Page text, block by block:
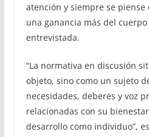
atención y siempre se
una ganancia más del
entrevistada.
“La normativa en discusión
objeto, sino como un sujeto
necesidades, deberes y voz
relacionadas con su
desarrollo como individuo”,